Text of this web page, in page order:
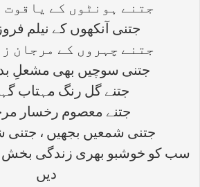
جتنے ہونٹوں کے یاقوت
جتنی آنکھوں کے نیلم
جتنے چہروں کے مرجان
جتنی سوچیں بھی مشعلِ
جتنے گل رنگ مہتاب
جتنے معصوم رخسار
جتنی شمعیں بجھیں ، جتنی
سب کو خوشبو بھری زندگی بخش
دیں